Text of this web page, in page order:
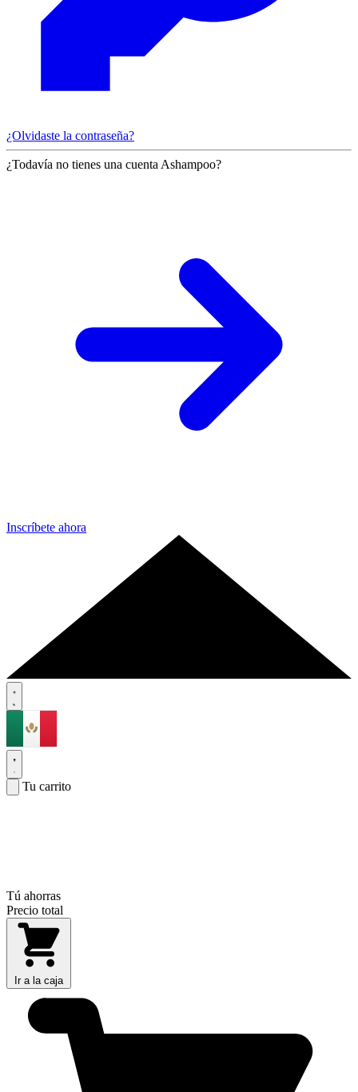
¿Olvidaste la contraseña?
¿Todavía no tienes una cuenta Ashampoo?
Inscríbete ahora
Tu carrito
Tú ahorras
Precio total
Ir a la caja